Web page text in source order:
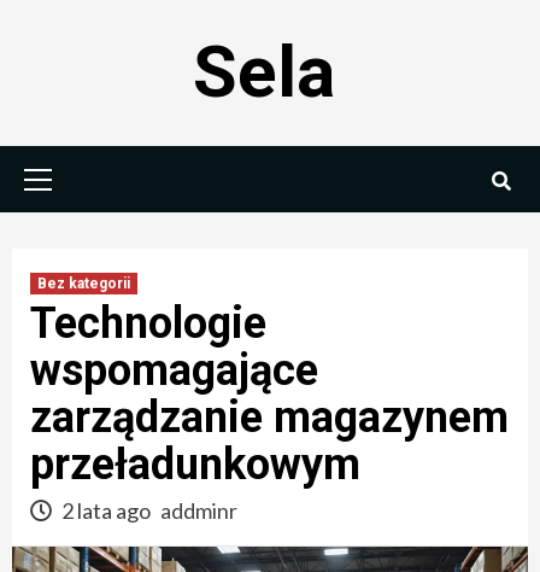
Sela
Bez kategorii
Technologie
wspomagające
zarządzanie magazynem
przeładunkowym
2 lata ago addminr